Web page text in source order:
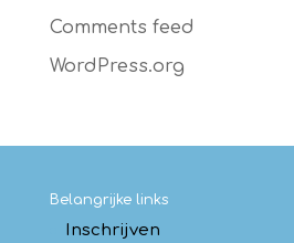
Comments feed
WordPress.org
Belangrijke links
Inschrijven